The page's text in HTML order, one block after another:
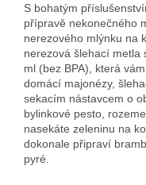
S bohatým
přípravě nekonečného
nerezového mlýnku na
nerezová šlehací metla
ml (bez BPA), která
domácí majonézy,
sekacím nástavcem o
bylinkové pesto,
nasekáte zeleninu na
dokonale připraví
pyré.